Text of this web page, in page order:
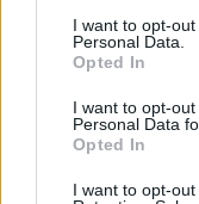
I want to opt-
Personal Data.
Opted In
I want to opt-
Personal Data
Opted In
I want to opt-out
COVID-19 [con mo
agenzia delle
2021-11-29
esenzioni
seguito della crisi